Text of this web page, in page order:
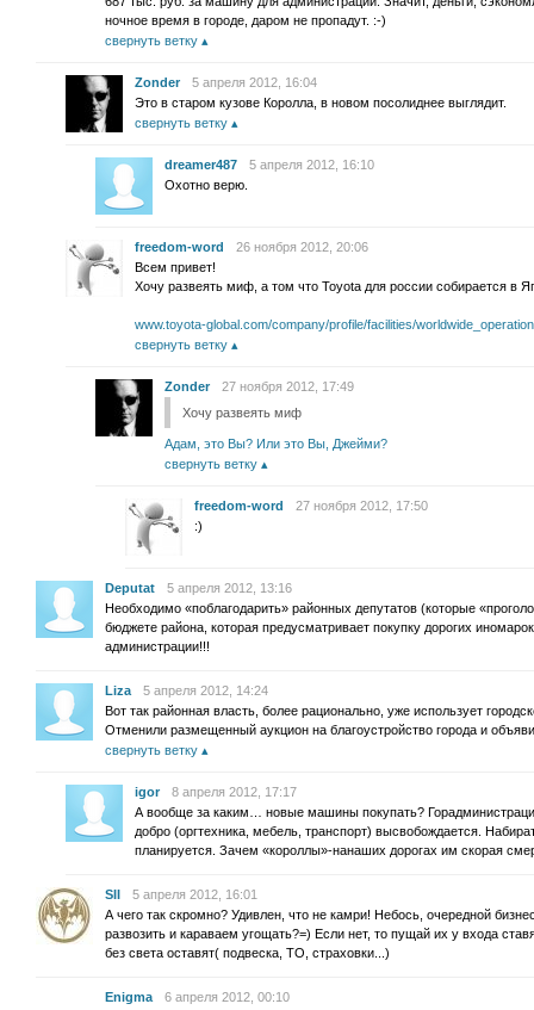
ночное время в городе, даром не пропадут. :-)
свернуть ветку
Zonder
5 апреля 2012, 16:04
Это в старом кузове Королла, в новом посолиднее выглядит.
свернуть ветку
dreamer487
5 апреля 2012, 16:10
Охотно верю.
freedom-word
26 ноября 2012, 20:06
Всем привет!
Хочу развеять миф, а том что Toyota для россии собирается в
www.toyota-global.com/company/profile/facilities/
свернуть ветку
Zonder
27 ноября 2012, 17:49
Хочу развеять миф
Адам, это Вы? Или это Вы, Джейми?
свернуть ветку
freedom-word
27 ноября 2012, 17:50
:)
Deputat
5 апреля 2012, 13:16
Необходимо «поблагодарить» районных депутатов (которые
бюджете района, которая предусматривает покупку дорогих
администрации!!!
Liza
5 апреля 2012, 14:24
Вот так районная власть, более рационально, уже использует
Отменили размещенный аукцион на благоустройство города и
свернуть ветку
igor
8 апреля 2012, 17:17
А вообще за каким… новые машины покупать?
добро (оргтехника, мебель, транспорт) высвобождается.
планируется. Зачем «короллы»-нанаших дорогах им скорая
SII
5 апреля 2012, 16:01
А чего так скромно? Удивлен, что не камри! Небось, очередной
развозить и караваем угощать?=) Если нет, то пущай их у входа
без света оставят( подвеска, ТО, страховки...)
Enigma 6 апреля 2012, 00:10